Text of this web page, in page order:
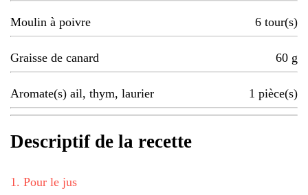
Moulin à poivre 6 tour(s)
Graisse de canard 60 g
Aromate(s) ail, thym, laurier 1 pièce(s)
Descriptif de la recette
1 . Pour le jus